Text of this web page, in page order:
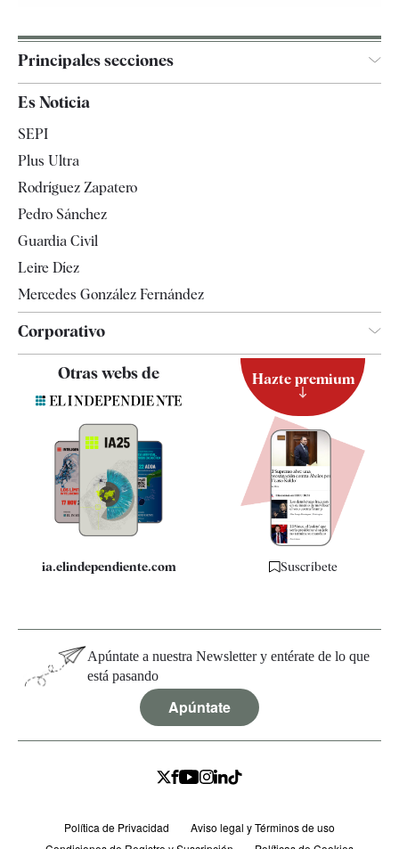
Principales secciones
Televisión
Es Noticia
SEPI
Plus Ultra
Rodríguez Zapatero
Pedro Sánchez
Guardia Civil
Leire Díez
Mercedes González Fernández
Corporativo
Quiénes somos
Especificaciones
Otras webs de
ia.elindependiente.com
Hazte premium
Suscríbete
Apúntate a nuestra Newsletter y entérate de lo que
está pasando
Apúntate
Política de Privacidad
Aviso legal y Términos de uso